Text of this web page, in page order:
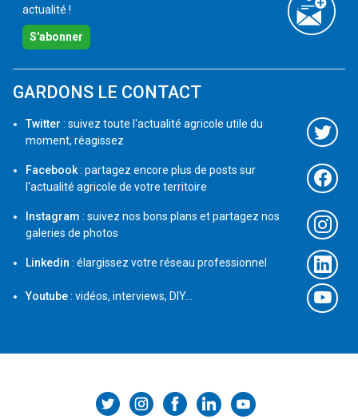
actualité !
S'abonner
GARDONS LE CONTACT
Twitter : suivez toute l'actualité agricole utile du
moment, réagissez
Facebook: partagez encore plus de posts sur
l'actualité agricole de votre territoire
Instagram : suivez nos bons plans et partagez nos
galeries de photos
Linkedin : élargissez votre réseau professionnel
Youtube: vidéos, interviews, DIY...